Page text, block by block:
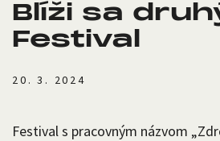
Blíži sa
Festival
20. 3. 2024
Festival s pracovným názvom